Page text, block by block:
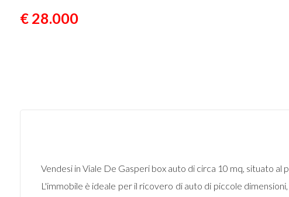
€ 28.000
Vendesi in Viale De Gasperi box auto di circa 10 mq, situato al
L'immobile è ideale per il ricovero di auto di piccole